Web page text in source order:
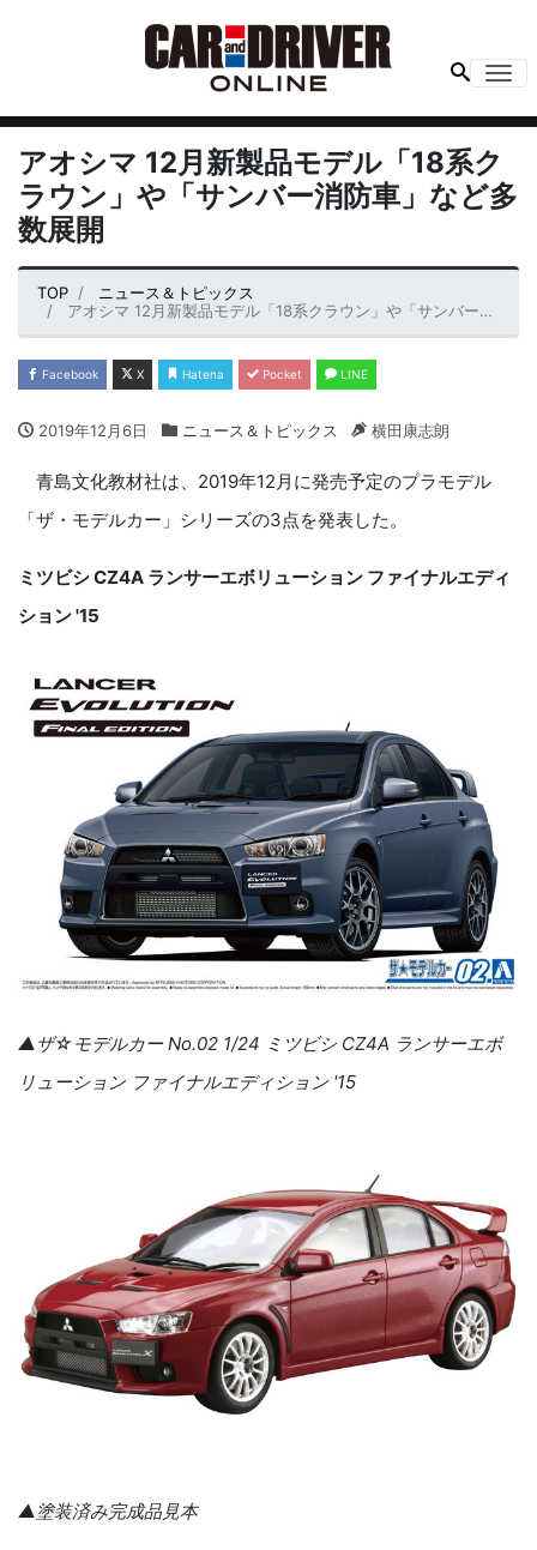
アオシマ 12月新製品モデル「18系ク
ラウン」や「サンバー消防車」など多
数展開
TOP
ニュース＆トピックス
アオシマ 12月新製品モデル「18系クラウン」や「サンバー消防車」など多数展開
Facebook X Hatena Pocket LINE
2019年12月6日 ニュース＆トピックス 横田康志朗
青島文化教材社は、2019年12月に発売予定のプラモデル
「ザ・モデルカー」シリーズの3点を発表した。
ミツビシ CZ4A ランサーエボリューション ファイナルエディ
ション '15
▲ザ☆モデルカー No.02 1/24 ミツビシ CZ4A ランサーエボ
リューション ファイナルエディション '15
▲塗装済み完成品見本